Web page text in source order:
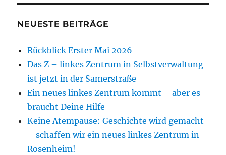
NEUESTE BEITRÄGE
Rückblick Erster Mai 2026
Das Z – linkes Zentrum in Selbstverwaltung
ist jetzt in der Samerstraße
Ein neues linkes Zentrum kommt – aber es
braucht Deine Hilfe
Keine Atempause: Geschichte wird gemacht
– schaffen wir ein neues linkes Zentrum in
Rosenheim!